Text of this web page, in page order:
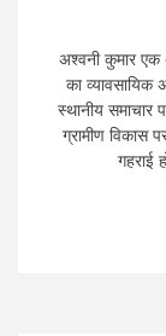
अश्वनी कुमार एक
का
स्थानीय समाचार
ग्रामीण विकास
गहराई